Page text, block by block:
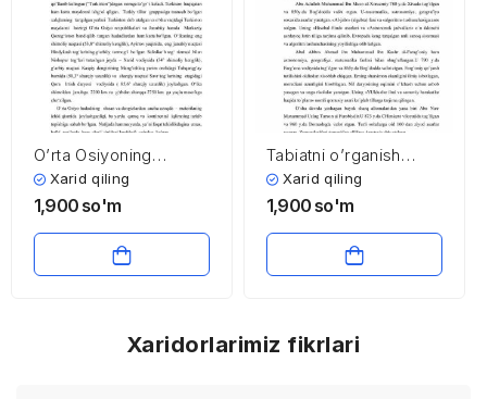
O’rta Osiyoning
geografik o’rni,
chegaralari va o’ziga
Xarid qiling
1,900 so'm
Tabiatni o’rganish
ilmiga Sharqning
buyuk allomalarining
Xarid qiling
1,900 so'm
Xaridorlarimiz fikrlari